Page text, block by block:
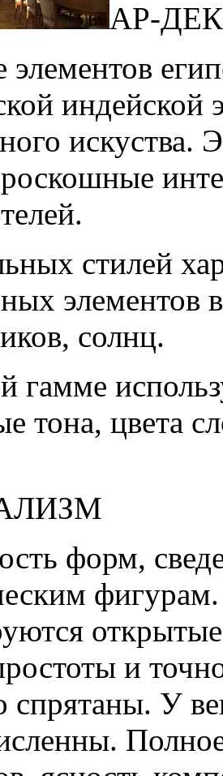
АР-
индейской
искуства.
стилей
элементов
солнц.
гамме
тона, цвета
форм,
и
спрятаны. У